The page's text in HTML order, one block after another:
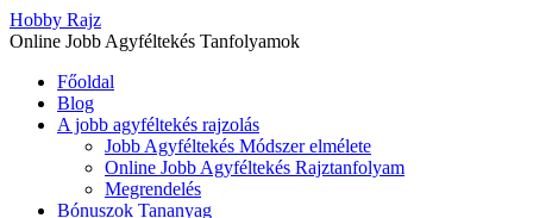
Hobby Rajz
Online Jobb Agyféltekés Tanfolyamok
Főoldal
Blog
A jobb agyféltekés rajzolás
Jobb Agyféltekés Módszer elmélete
Online Jobb Agyféltekés Rajztanfolyam
Megrendelés
Bónuszok Tananyag